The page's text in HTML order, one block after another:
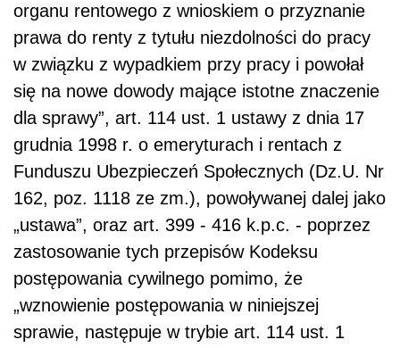
organu rentowego z wnioskiem o przyznanie
prawa do renty z tytułu niezdolności do pracy
w związku z wypadkiem przy pracy i powołał
się na nowe dowody mające istotne znaczenie
dla sprawy”, art. 114 ust. 1 ustawy z dnia 17
grudnia 1998 r. o emeryturach i rentach z
Funduszu Ubezpieczeń Społecznych (Dz.U. Nr
162, poz. 1118 ze zm.), powoływanej dalej jako
„ustawa”, oraz art. 399 - 416 k.p.c. - poprzez
zastosowanie tych przepisów Kodeksu
postępowania cywilnego pomimo, że
„wznowienie postępowania w niniejszej
sprawie, następuje w trybie art. 114 ust. 1